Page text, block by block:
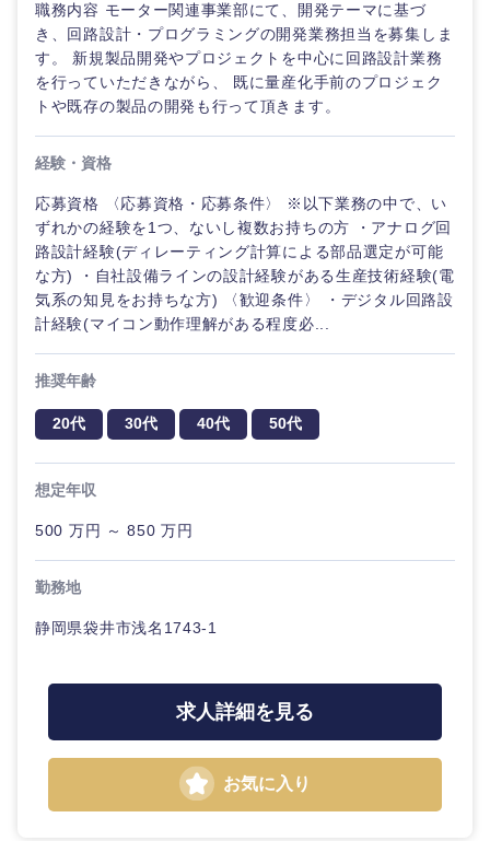
香川県 愛媛県
高知県
職務内容 モーター関連事業部にて、開発テーマに基づ
き、回路設計・プログラミングの開発業務担当を募集しま
す。 新規製品開発やプロジェクトを中心に回路設計業務
を行っていただきながら、 既に量産化手前のプロジェク
トや既存の製品の開発も行って頂きます。
経験・資格
応募資格 〈応募資格・応募条件〉 ※以下業務の中で、い
ずれかの経験を1つ、ないし複数お持ちの方 ・アナログ回
路設計経験(ディレーティング計算による部品選定が可能
な方) ・自社設備ラインの設計経験がある生産技術経験(電
気系の知見をお持ちな方) 〈歓迎条件〉 ・デジタル回路設
計経験(マイコン動作理解がある程度必...
推奨年齢
20代 30代 40代 50代
想定年収
500 万円 ～ 850 万円
勤務地
静岡県袋井市浅名1743-1
求人詳細を見る
お気に入り